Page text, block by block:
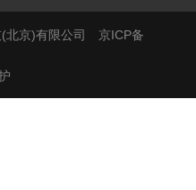
京)有限公司
京ICP备